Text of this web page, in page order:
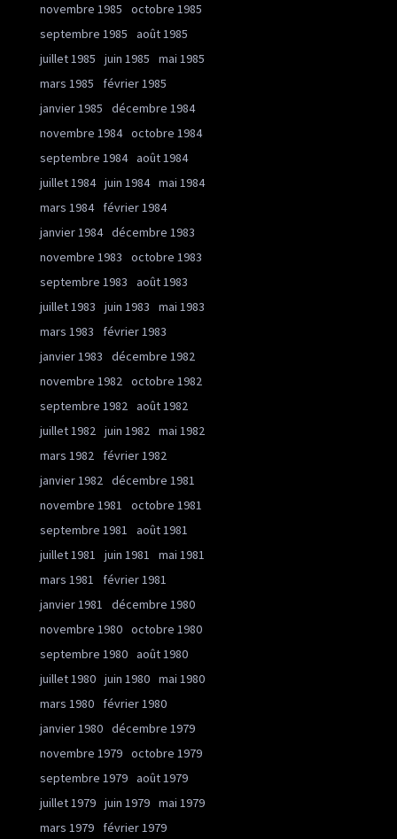
novembre 1985
octobre 1985
septembre 1985
août 1985
juillet 1985
juin 1985
mai 1985
mars 1985
février 1985
janvier 1985
décembre 1984
novembre 1984 octobre 1984
septembre 1984 août 1984
juillet 1984 juin 1984 mai 1984
mars 1984
février 1984
janvier 1984 décembre 1983
novembre 1983
octobre 1983
septembre 1983
août 1983
juillet 1983
juin 1983
mai 1983
mars 1983
février 1983
janvier 1983
décembre 1982
novembre 1982 octobre 1982
septembre 1982 août 1982
juillet 1982 juin 1982 mai 1982
mars 1982
février 1982
janvier 1982 décembre 1981
novembre 1981
octobre 1981
septembre 1981
août 1981
juillet 1981
juin 1981
mai 1981
mars 1981
février 1981
janvier 1981
décembre 1980
novembre 1980 octobre 1980
septembre 1980 août 1980
juillet 1980 juin 1980 mai 1980
mars 1980
février 1980
janvier 1980 décembre 1979
novembre 1979 octobre 1979
septembre 1979 août 1979
juillet 1979 juin 1979 mai 1979
mars 1979
février 1979